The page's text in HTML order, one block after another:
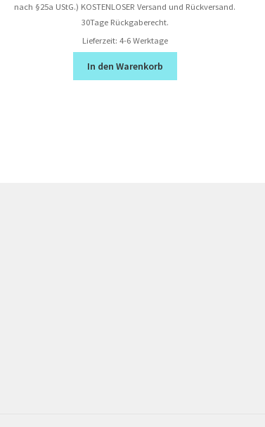
nach §25a UStG.) KOSTENLOSER Versand und Rückversand.
30Tage Rückgaberecht.
Lieferzeit: 4-6 Werktage
In den Warenkorb